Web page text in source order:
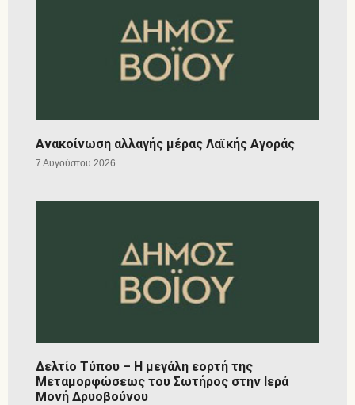
Ανακοίνωση αλλαγής μέρας Λαϊκής Αγοράς
7 Αυγούστου 2026
Δελτίο Τύπου – Η μεγάλη εορτή της
Μεταμορφώσεως του Σωτήρος στην Ιερά
Μονή Δρυοβούνου